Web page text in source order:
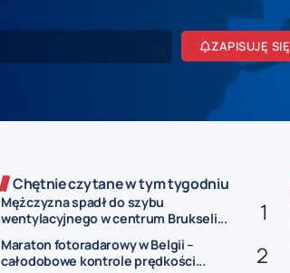
ZAPISUJĘ SIĘ
Chętnie czytane w tym tygodniu
Mężczyzna spadł do szybu
wentylacyjnego w centrum Brukseli...
Maraton fotoradarowy w Belgii –
całodobowe kontrole prędkości...